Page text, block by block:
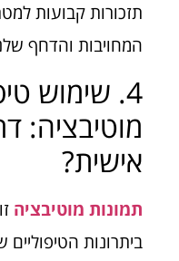
תזכורות קבועות
המחויבות והדחף
4. שימוש
מוטיבציה:
אישית?
תמונות מוטיבציה
ביתרונות